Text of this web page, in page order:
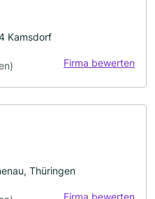
Kamsdorf
Firma bewerten
Thüringen